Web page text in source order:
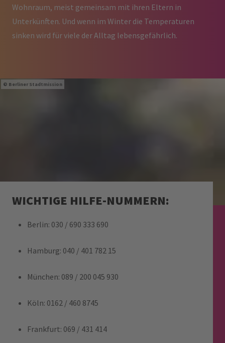
Wohnraum, meist gemeinsam mit ihren Eltern in
Unterkünften. Und wenn im Winter die Temperaturen
sinken wird für viele der Alltag lebensgefährlich.
Berliner Stadtmission
WICHTIGE HILFE-NUMMERN:
Berlin: 030 / 690 333 690
Hamburg: 040 / 401 782 15
München: 089 / 200 045 930
Köln: 0162 / 460 8745
Frankfurt: 069 / 431 414